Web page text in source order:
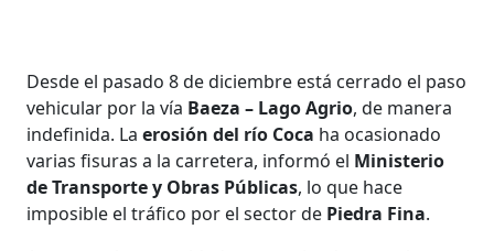
Desde el pasado 8 de diciembre está cerrado el paso
vehicular por la vía Baeza – Lago Agrio, de manera
indefinida. La erosión del río Coca ha ocasionado
varias fisuras a la carretera, informó el Ministerio
de Transporte y Obras Públicas, lo que hace
imposible el tráfico por el sector de Piedra Fina.